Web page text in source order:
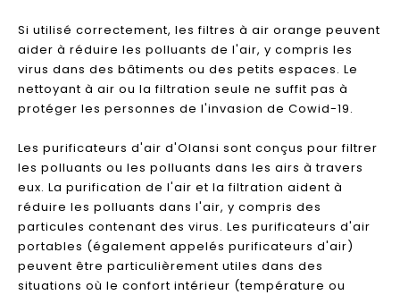
Si utilisé correctement, les filtres à air orange peuvent
aider à réduire les polluants de l'air, y compris les
virus dans des bâtiments ou des petits espaces. Le
nettoyant à air ou la filtration seule ne suffit pas à
protéger les personnes de l'invasion de Cowid-19.
Les purificateurs d'air d'Olansi sont conçus pour filtrer
les polluants ou les polluants dans les airs à travers
eux. La purification de l'air et la filtration aident à
réduire les polluants dans l'air, y compris des
particules contenant des virus. Les purificateurs d'air
portables (également appelés purificateurs d'air)
peuvent être particulièrement utiles dans des
situations où le confort intérieur (température ou